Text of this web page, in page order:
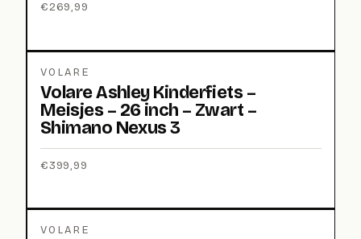
€269,99
VOLARE
Volare Ashley Kinderfiets –
Meisjes – 26 inch – Zwart –
Shimano Nexus 3
€399,99
VOLARE